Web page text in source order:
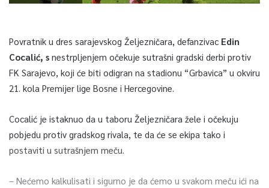
Povratnik u dres sarajevskog Željezničara, defanzivac Edin
Cocalić, s nestrpljenjem očekuje sutrašni gradski derbi protiv
FK Sarajevo, koji će biti odigran na stadionu “Grbavica” u okviru
21. kola Premijer lige Bosne i Hercegovine.
Cocalić je istaknuo da u taboru Željezničara žele i očekuju
pobjedu protiv gradskog rivala, te da će se ekipa tako i
postaviti u sutrašnjem meču.
– Nećemo kalkulisati i sigurno je da ćemo u svakom meču ići na